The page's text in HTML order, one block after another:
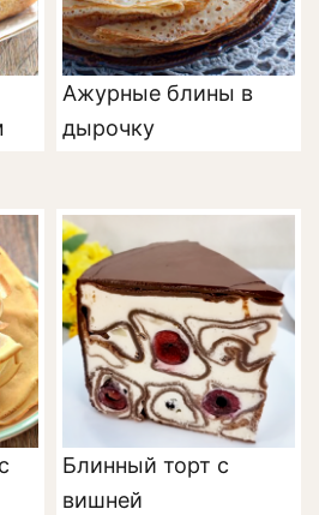
Ажурные блины в
дырочку
Блинный торт с
вишней